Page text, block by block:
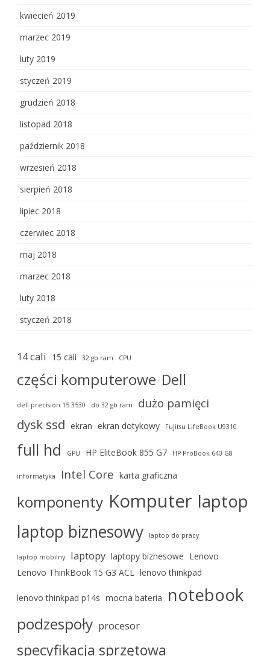
kwiecień 2019
marzec 2019
luty 2019
styczeń 2019
grudzień 2018
listopad 2018
październik 2018
wrzesień 2018
sierpień 2018
lipiec 2018
czerwiec 2018
maj 2018
marzec 2018
luty 2018
styczeń 2018
14 cali 15 cali 32 gb ram CPU
części komputerowe Dell
dell precision 15 3530 do 32 gb ram dużo pamięci
dysk ssd ekran ekran dotykowy Fujitsu LifeBook U9310
full hd GPU HP EliteBook 855 G7 HP ProBook 640 G8
informatyka Intel Core karta graficzna
komponenty Komputer laptop
laptop biznesowy laptop do pracy
laptop mobilny laptopy laptopy biznesowe Lenovo
Lenovo ThinkBook 15 G3 ACL
lenovo thinkpad
lenovo thinkpad p14s mocna bateria notebook
podzespoły procesor
specyfikacja sprzętowa